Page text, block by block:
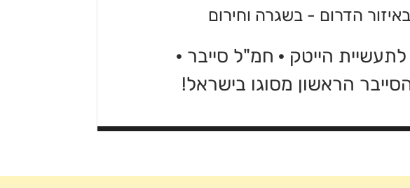
הדרום - בשגרה וחירום
הייטק · חמ"ל סייבר ·
הראשון מסוגו בישראל!